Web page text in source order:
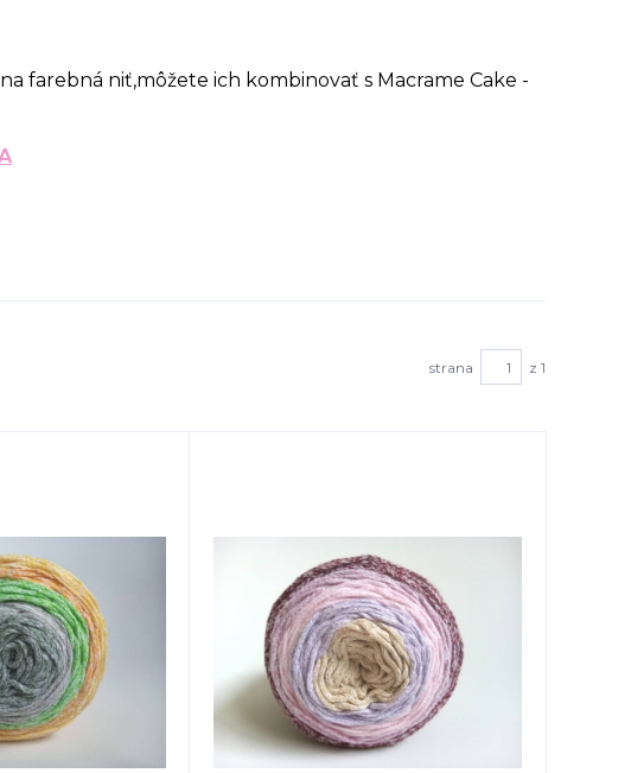
farebná niť,môžete ich kombinovať s Macrame Cake -
strana z 1